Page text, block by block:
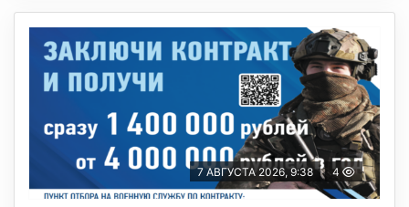
7 АВГУСТА 2026, 9:38 4